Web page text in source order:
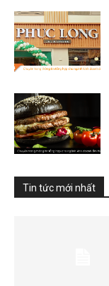
Tin tức mới nhất